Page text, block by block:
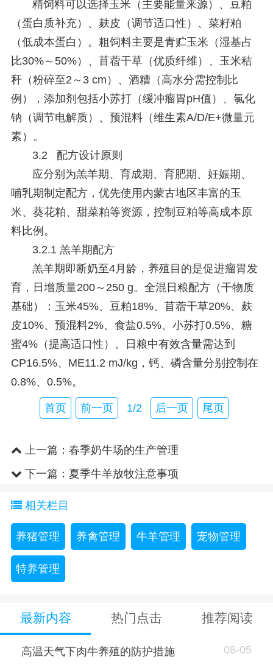
精饲料可以选择玉米（主要能量来源）、豆粕
（蛋白质补充）、麸皮（调节适口性）、菜籽粕
（低成本蛋白）。粗饲料主要是青贮玉米（湿基占
比30%～50%）、苜蓿干草（优质纤维）、玉米秸
秆（粉碎至2～3 cm）、酒糟（高水分需控制比
例），添加剂包括小苏打（缓冲瘤胃pH值）、氯化
钠（调节电解质）、预混料（维生素A/D/E+微量元
素）。
3.2 配方设计原则
应分别为羔羊期、育成期、育肥期、妊娠期、
哺乳期制定配方，优先使用内蒙古地区丰富的玉
米、葵花粕、甜菜粕等资源，控制豆粕等高成本原
料比例。
3.2.1 羔羊期配方
羔羊期即断奶至4月龄，养殖目的是促进瘤胃发
育，日增质量200～250 g。全混日粮配方（干物质
基础）：玉米45%、豆粕18%、苜蓿干草20%、麸
皮10%、预混料2%、食盐0.5%、小苏打0.5%、糖
蜜4%（提高适口性）。日粮中有效含量需达到
CP16.5%、ME11.2 mJ/kg，钙、磷含量分别控制在
0.8%、0.5%。
首页 前一页 1/2 后一页 尾页
上一篇： 春季奶牛场的生产管理
下一篇： 夏季牛羊放牧注意事项
相关栏目
养猪管理 养禽管理 牛羊管理 宠物管理
特养管理
最新内容 热门点击 推荐阅读
高温天气下肉牛养殖的防护措施 08-05